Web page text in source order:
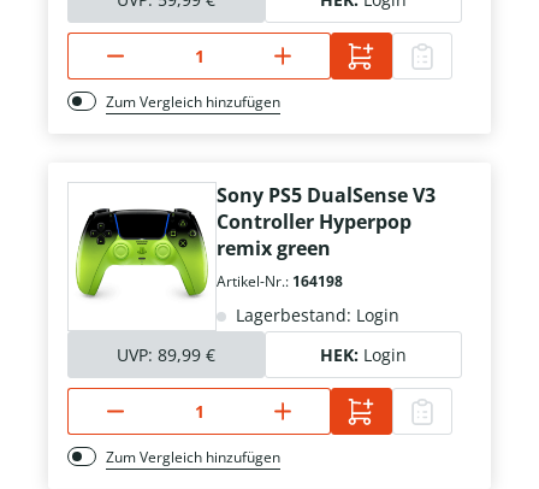
Zum Vergleich hinzufügen
Sony PS5 DualSense V3
Controller Hyperpop
remix green
Artikel-Nr.: 164198
Lagerbestand: Login
UVP: 89,99 € HEK: Login
Zum Vergleich hinzufügen